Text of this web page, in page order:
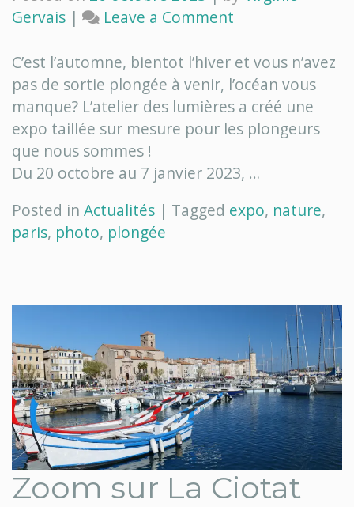
Gervais | Leave a Comment
sortie
plongée…
sans
se
!
C’est l’automne, bientot l’hiver et vous n’avez
pas de sortie plongée à venir, l’océan vous
manque? L’atelier des lumières a créé une
expo taillée sur mesure pour les plongeurs
que nous sommes !
Du 20 octobre au 7 janvier 2023, …
Posted in Actualités | Tagged expo, nature,
paris, photo, plongée
Zoom sur La Ciotat